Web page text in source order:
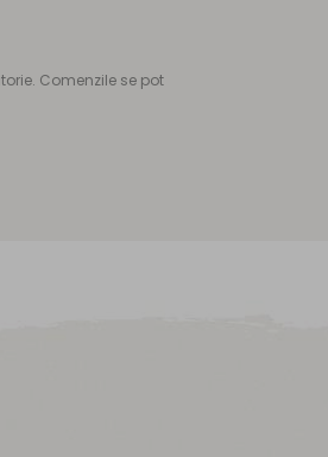
Comenzile se pot